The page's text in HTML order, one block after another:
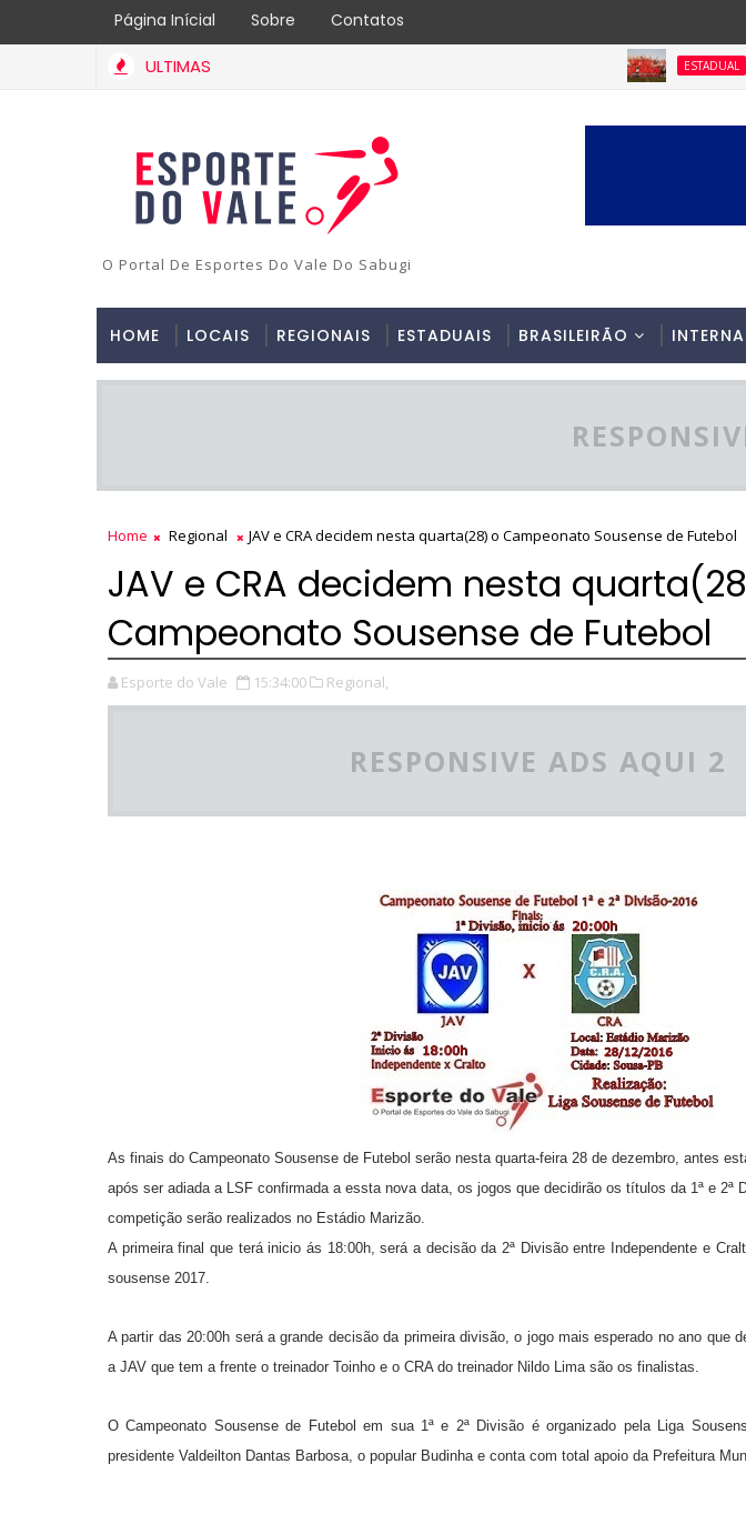
Página Inícial Sobre Contatos
ULTIMAS ESTADUAL
O Portal De Esportes Do Vale Do Sabugi
HOME LOCAIS REGIONAIS ESTADUAIS BRASILEIRÃO
Home Regional JAV e CRA decidem nesta quarta(28) o Campeonato Sousense de Futebol
JAV e CRA decidem nesta
Campeonato Sousense de Futebol
Esporte do Vale 15:34:00 Regional,
RESPONSIVE ADS AQUI 2
As finais do Campeonato Sousense de Futebol serão nesta quarta-feira 28 de dezembro, antes
após ser adiada a LSF confirmada a essta nova data, os jogos que decidirão os títulos da 1ª e 2ª
competição serão realizados no Estádio Marizão.
A primeira final que terá inicio ás 18:00h, será a decisão da 2ª Divisão entre Independente e
sousense 2017.
A partir das20:00h será a grande decisão da primeira divisão, o jogo mais esperado no ano que
a JAV que tem a frente o treinador Toinho e o CRA do treinador Nildo Lima são os finalistas.
O Campeonato Sousense de Futebol em sua 1ª e 2ª Divisão é organizado pela Liga
presidente Valdeilton Dantas Barbosa, o popular Budinha e conta com total apoio da Prefeitura